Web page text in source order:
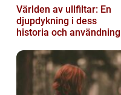
Världen av ullfiltar: En
djupdykning i dess
historia och användning